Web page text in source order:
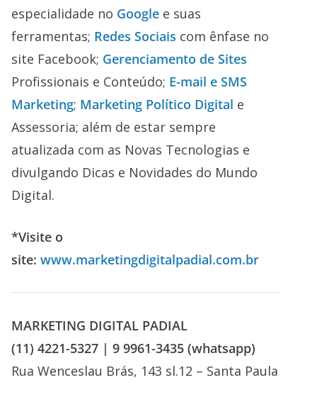
especialidade no Google e suas
ferramentas; Redes Sociais com ênfase no
site Facebook; Gerenciamento de Sites
Profissionais e Conteúdo; E-mail e SMS
Marketing; Marketing Político Digital e
Assessoria; além de estar sempre
atualizada com as Novas Tecnologias e
divulgando Dicas e Novidades do Mundo
Digital.
*Visite o
site: www.marketingdigitalpadial.com.br
MARKETING DIGITAL PADIAL
(11) 4221-5327 | 9 9961-3435 (whatsapp)
Rua Wenceslau Brás, 143 sl.12 – Santa Paula